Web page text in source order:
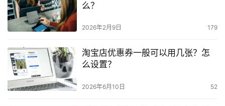
么？
2026年2月9日 179
淘宝店优惠券一般可以用几张？怎
么设置？
2026年6月10日 52